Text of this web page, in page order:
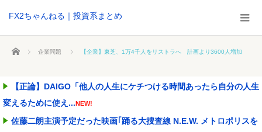
FX2ちゃんねる｜投資系まとめ
ホーム 企業問題 【企業】東芝、1万4千人をリストラへ 計画より3600人増加
【正論】DAIGO「他人の人生にケチつける時間あったら自分の人生
変えるために使え...NEW!
佐藤二朗主演予定だった映画｢踊る大捜査線 N.E.W. メトロポリスを